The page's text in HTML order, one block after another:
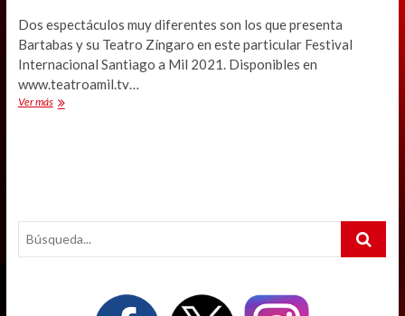
Dos espectáculos muy diferentes son los que presenta
Bartabas y su Teatro Zíngaro en este particular Festival
Internacional Santiago a Mil 2021. Disponibles en
www.teatroamil.tv…
Ver másStgo
Search